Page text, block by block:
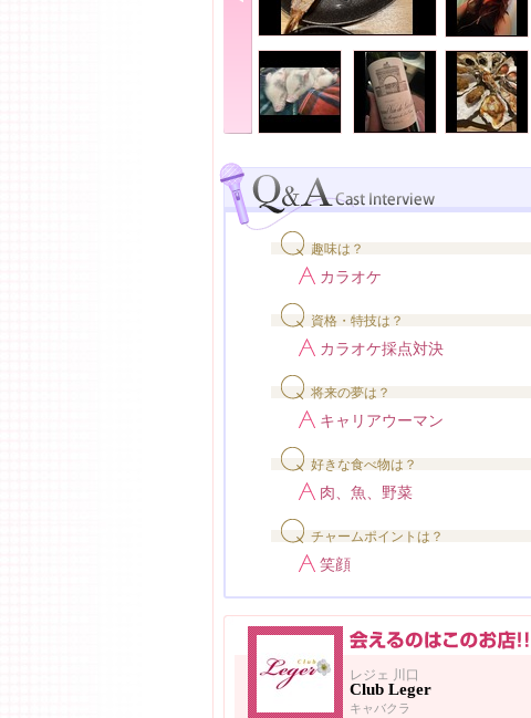
趣味は？
カラオケ
資格・特技は？
カラオケ採点対決
将来の夢は？
キャリアウーマン
好きな食べ物は？
肉、魚、野菜
チャームポイントは？
笑顔
レジェ 川口
Club Leger
キャバクラ